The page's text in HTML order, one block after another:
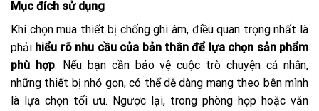
Mục đích sử dụng
Khi chọn mua thiết bị chống ghi âm, điều quan trọng nhất là
phải hiểu rõ nhu cầu của bản thân để lựa chọn sản phẩm
phù hợp. Nếu bạn cần bảo vệ cuộc trò chuyện cá nhân,
những thiết bị nhỏ gọn, có thể dễ dàng mang theo bên mình
là lựa chọn tối ưu. Ngược lại, trong phòng họp hoặc văn